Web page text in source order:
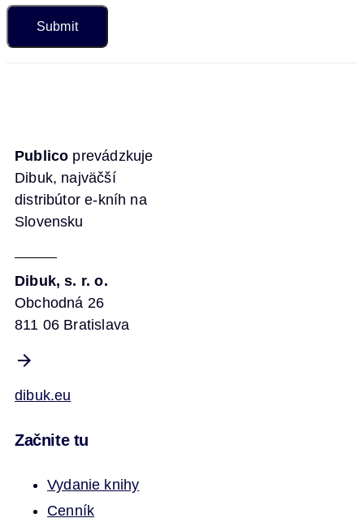
Publico prevádzkuje
Dibuk, najväčší
distribútor e-kníh na
Slovensku
Dibuk, s. r. o.
Obchodná 26
811 06 Bratislava
dibuk.eu
Začnite tu
Vydanie knihy
Cenník